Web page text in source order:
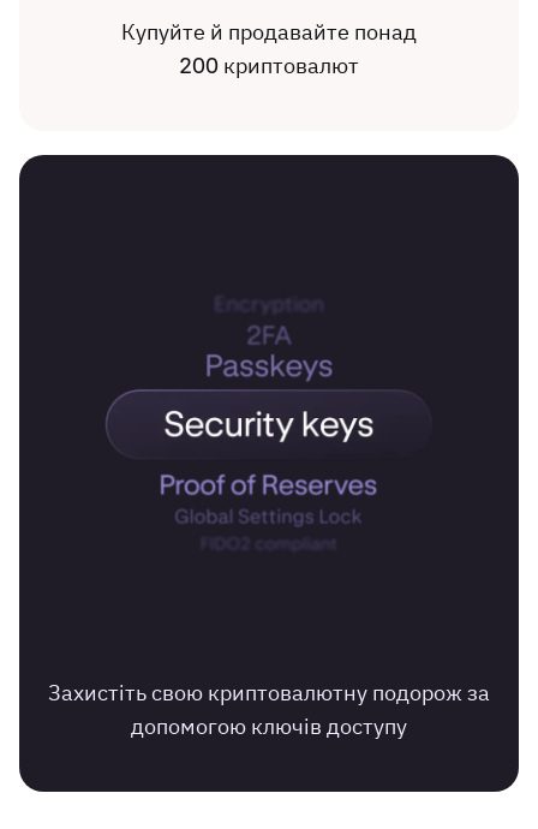
Купуйте й продавайте понад
200 криптовалют
Захистіть свою криптовалютну подорож за
допомогою ключів доступу